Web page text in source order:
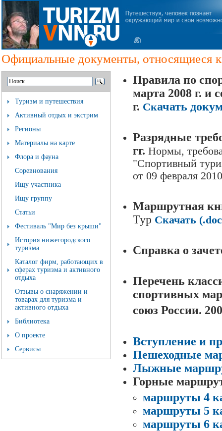
Официальные документы, относящиеся
Туризм и путешествия
Активный отдых и экстрим
Регионы
Материалы на карте
Флора и фауна
Соревнования
Ищу участника
Ищу группу
Статьи
Фестиваль "Мир без крыши"
История нижегородского
туризма
Каталог фирм, работающих в
сферах туризма и активного
отдыха
Отзывы о снаряжении и
товарах для туризма и
активного отдыха
Библиотека
О проекте
Сервисы
Правила по
марта 2008 г. и
г. Скачать
Разрядные
гг. Нормы,
"Спортивный
от 09 февраля
Маршрутная
Тур Скачать
Справка о
Перечень
спортивных
союз России.
Вступление и
Пешеходные
Лыжные
Горные
маршруты 4
маршруты 5
маршруты 6